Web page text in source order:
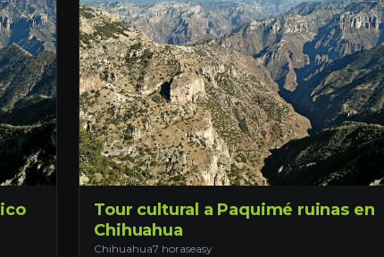
Tour cultural a Paquimé ruinas en
Chihuahua
Chihuahua7 horaseasy